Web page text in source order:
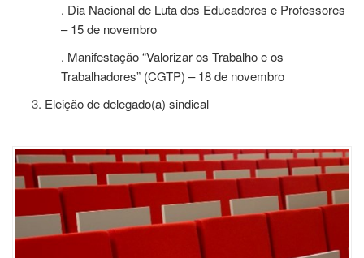
. Dia Nacional de Luta dos Educadores e Professores
– 15 de novembro
. Manifestação “Valorizar os Trabalho e os
Trabalhadores” (CGTP) – 18 de novembro
Eleição de delegado(a) sindical